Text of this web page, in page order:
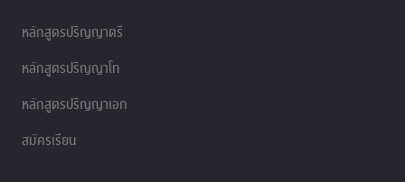
หลักสูตรปริญญาตรี
หลักสูตรปริญญาโท
หลักสูตรปริญญาเอก
สมัครเรียน